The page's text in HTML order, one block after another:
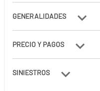
GENERALIDADES
PRECIO Y PAGOS
SINIESTROS